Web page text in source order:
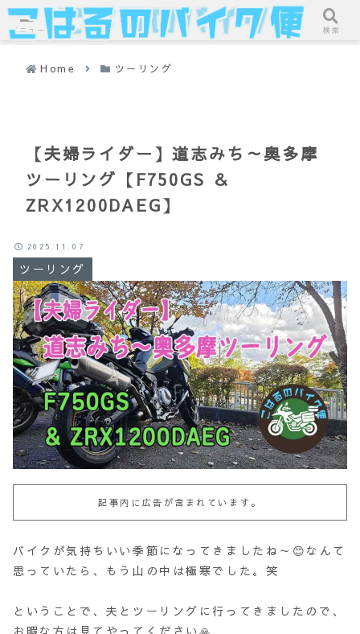
Home ツーリング
【夫婦ライダー】道志みち～奥多摩
ツーリング【F750GS ＆
ZRX1200DAEG】
ツーリング
2025.11.07
記事内に広告が含まれています。
バイクが気持ちいい季節になってきましたね～😊なんて
思っていたら、もう山の中は極寒でした。笑
ということで、夫とツーリングに行ってきましたので、
メニュー 検索